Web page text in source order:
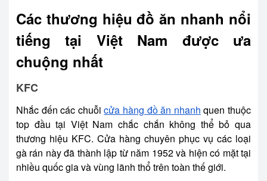
Các thương hiệu đồ ăn nhanh nổi
tiếng tại Việt Nam được ưa
chuộng nhất
KFC
Nhắc đến các chuỗicửa hàng đồ ăn nhanh quen thuộc
top đầu tại Việt Nam chắc chắn không thể bỏ qua
thương hiệu KFC. Cửa hàng chuyên phục vụ các loại
gà rán này đã thành lập từ năm 1952 và hiện có mặt tại
nhiều quốc gia và vùng lãnh thổ trên toàn thế giới.